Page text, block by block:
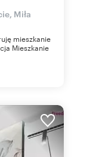
Miła
mieszkanie
Mieszkanie